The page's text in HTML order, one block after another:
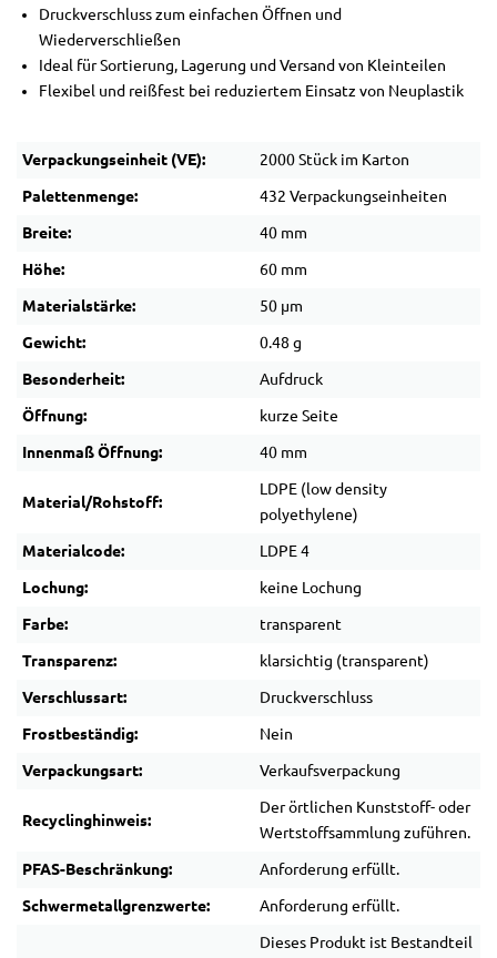
Druckverschluss zum einfachen Öffnen und
Wiederverschließen
Ideal für Sortierung, Lagerung und Versand von Kleinteilen
Flexibel und reißfest bei reduziertem Einsatz von Neuplastik
Verpackungseinheit (VE): 2000 Stück im Karton
Palettenmenge: 432 Verpackungseinheiten
Breite: 40 mm
Höhe: 60 mm
Materialstärke: 50 µm
Gewicht: 0.48 g
Besonderheit: Aufdruck
Öffnung: kurze Seite
Innenmaß Öffnung: 40 mm
Material/Rohstoff:
LDPE (low density
polyethylene)
Materialcode: LDPE 4
Lochung: keine Lochung
Farbe: transparent
Transparenz: klarsichtig (transparent)
Verschlussart: Druckverschluss
Frostbeständig: Nein
Verpackungsart: Verkaufsverpackung
Recyclinghinweis:
Der örtlichen Kunststoff- oder
Wertstoffsammlung zuführen.
PFAS-Beschränkung: Anforderung erfüllt.
Schwermetallgrenzwerte: Anforderung erfüllt.
Dieses Produkt ist Bestandteil